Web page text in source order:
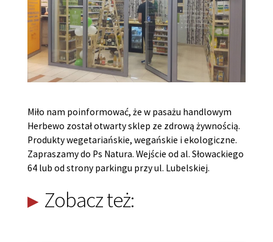
Miło nam poinformować, że w pasażu handlowym
Herbewo został otwarty sklep ze zdrową żywnością.
Produkty wegetariańskie, wegańskie i ekologiczne.
Zapraszamy do Ps Natura. Wejście od al. Słowackiego
64 lub od strony parkingu przy ul. Lubelskiej.
Zobacz też: